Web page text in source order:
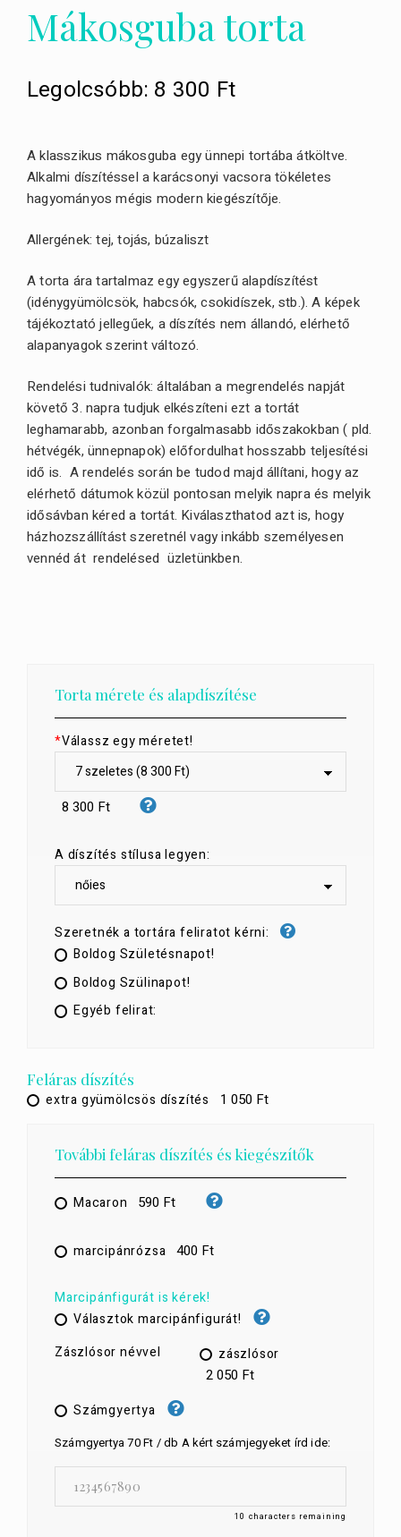
Mákosguba torta
Legolcsóbb: 8 300 Ft
A klasszikus mákosguba egy ünnepi tortába átköltve.
Alkalmi díszítéssel a karácsonyi vacsora tökéletes
hagyományos mégis modern kiegészítője.
Allergének: tej, tojás, búzaliszt
A torta ára tartalmaz egy egyszerű alapdíszítést
(idénygyümölcsök, habcsók, csokidíszek, stb.). A képek
tájékoztató jellegűek, a díszítés nem állandó, elérhető
alapanyagok szerint változó.
Rendelési tudnivalók: általában a megrendelés napját
követő 3. napra tudjuk elkészíteni ezt a tortát
leghamarabb, azonban forgalmasabb időszakokban ( pld.
hétvégék, ünnepnapok) előfordulhat hosszabb teljesítési
idő is. A rendelés során be tudod majd állítani, hogy az
elérhető dátumok közül pontosan melyik napra és melyik
idősávban kéred a tortát. Kiválaszthatod azt is, hogy
házhozszállítást szeretnél vagy inkább személyesen
vennéd át rendelésed üzletünkben.
Torta mérete és alapdíszítése
*Válassz egy méretet!
8 300 Ft
A díszítés stílusa legyen:
Szeretnék a tortára feliratot kérni:
Boldog Születésnapot!
Boldog Szülinapot!
Egyéb felirat:
Feláras díszítés
extra gyümölcsös díszítés 1 050 Ft
További feláras díszítés és kiegészítők
Macaron 590 Ft
marcipánrózsa 400 Ft
Marcipánfigurát is kérek!
Választok marcipánfigurát!
Zászlósor névvel
zászlósor
2 050 Ft
Számgyertya
Számgyertya 70 Ft / db A kért számjegyeket írd ide:
10 characters remaining